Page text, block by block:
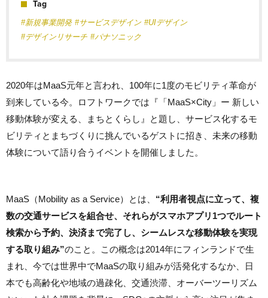
Tag
#新規事業開発 #サービスデザイン #UIデザイン
#デザインリサーチ #パナソニック
2020年はMaaS元年と言われ、100年に1度のモビリティ革命が
到来している今。ロフトワークでは『「MaaS×City」ー 新しい
移動体験が変える、まちとくらし』と題し、サービス化するモ
ビリティとまちづくりに挑んでいるゲストに招き、未来の移動
体験について語り合うイベントを開催しました。
MaaS（Mobility as a Service）とは、 “利用者視点に立って、複
数の交通サービスを組合せ、それらがスマホアプリ1つでルート
検索から予約、決済まで完了し、シームレスな移動体験を実現
する取り組み”のこと。この概念は2014年にフィンランドで生
まれ、今では世界中でMaaSの取り組みが活発化するなか、日
本でも高齢化や地域の過疎化、交通渋滞、オーバーツーリズム